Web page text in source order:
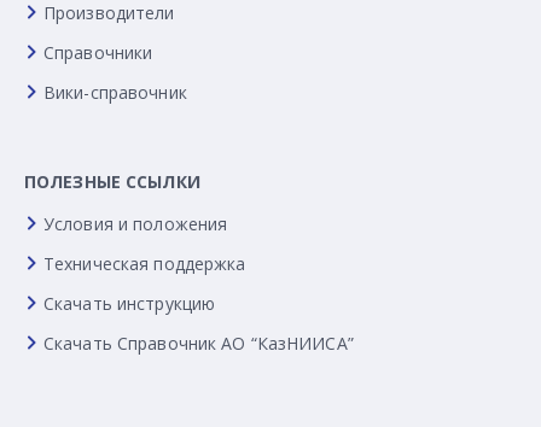
Производители
Справочники
Вики-справочник
ПОЛЕЗНЫЕ ССЫЛКИ
Условия и положения
Техническая поддержка
Скачать инструкцию
Скачать Справочник АО “КазНИИСА”